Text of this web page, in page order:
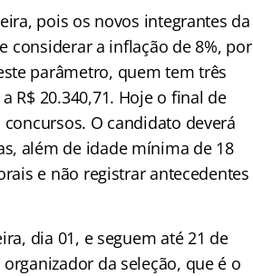
pois os novos integrantes da
considerar a inflação de 8%, por
parâmetro, quem tem três
R$ 20.340,71. Hoje o final de
O candidato deverá
além de idade mínima de 18
e não registrar antecedentes
dia 01, e seguem até 21 de
organizador da seleção, que é o